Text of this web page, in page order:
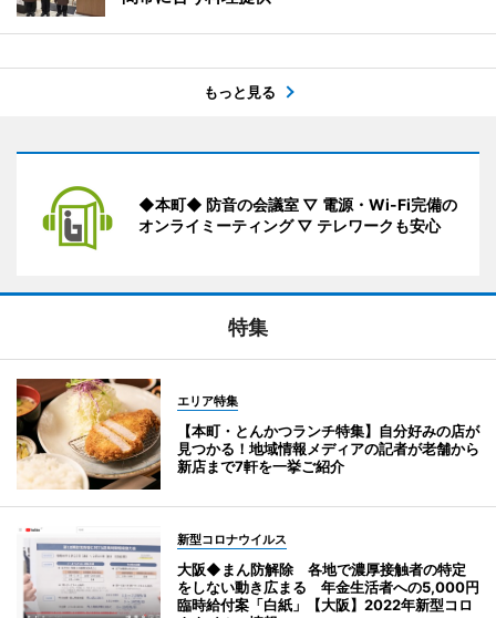
もっと見る
◆本町◆ 防音の会議室 ▽ 電源・Wi-Fi完備の
オンライミーティング ▽ テレワークも安心
特集
エリア特集
【本町・とんかつランチ特集】自分好みの店が
見つかる！地域情報メディアの記者が老舗から
新店まで7軒を一挙ご紹介
新型コロナウイルス
大阪◆まん防解除 各地で濃厚接触者の特定
をしない動き広まる 年金生活者への5,000円
臨時給付案「白紙」【大阪】2022年新型コロ